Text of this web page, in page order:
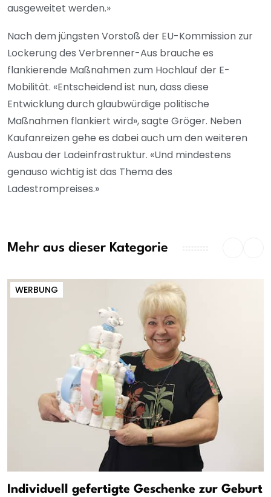
ausgeweitet werden.»
Nach dem jüngsten Vorstoß der EU-Kommission zur
Lockerung des Verbrenner-Aus brauche es
flankierende Maßnahmen zum Hochlauf der E-
Mobilität. «Entscheidend ist nun, dass diese
Entwicklung durch glaubwürdige politische
Maßnahmen flankiert wird», sagte Gröger. Neben
Kaufanreizen gehe es dabei auch um den weiteren
Ausbau der Ladeinfrastruktur. «Und mindestens
genauso wichtig ist das Thema des
Ladestrompreises.»
Mehr aus dieser Kategorie
WERBUNG
Individuell gefertigte Geschenke zur Geburt